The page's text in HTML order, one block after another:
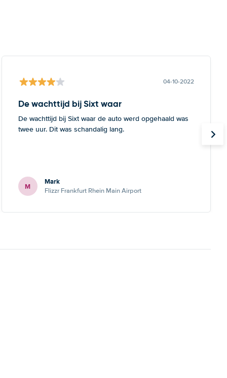
04-10-2022
De wachttijd bij Sixt waar
De wachttijd bij Sixt waar de auto werd opgehaald was
twee uur. Dit was schandalig lang.
M Mark
Flizzr Frankfurt Rhein Main Airport